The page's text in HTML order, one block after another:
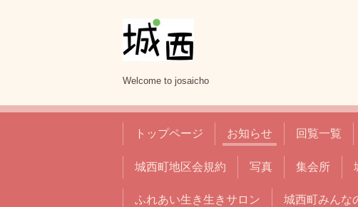
Welcome to josaicho
トップページ お知らせ 回覧一覧
城西町地区会規約 写真 集会所
ふれあい生き生きサロン 城西町みんな